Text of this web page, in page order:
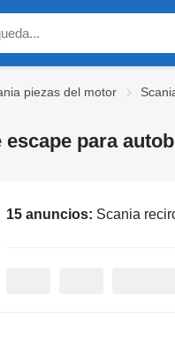
piezas del motor
para
15 anuncios: Scania